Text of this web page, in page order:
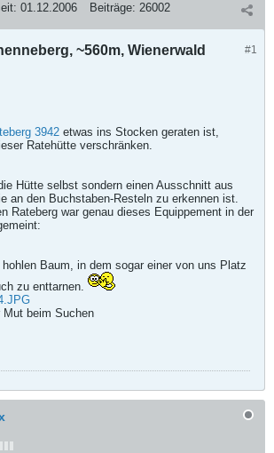
01.12.2006 Beiträge: 26002
#1
~560m, Wienerwald
3942 etwas ins Stocken geraten ist,
Ratehütte verschränken.
Hütte selbst sondern einen Ausschnitt aus
an den Buchstaben-Resteln zu erkennen ist.
Rateberg war genau dieses Equippement in der
Baum, in dem sogar einer von uns Platz
zu enttarnen.
Mut beim Suchen